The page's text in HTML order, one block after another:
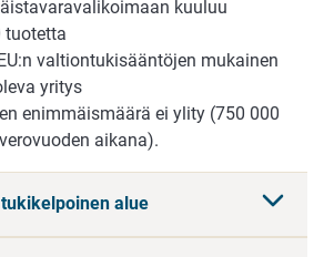
kuuluu
tuotetta
valtiontukisääntöjen mukainen
yritys
enimmäismäärä ei ylity (750 000
aikana).
alue